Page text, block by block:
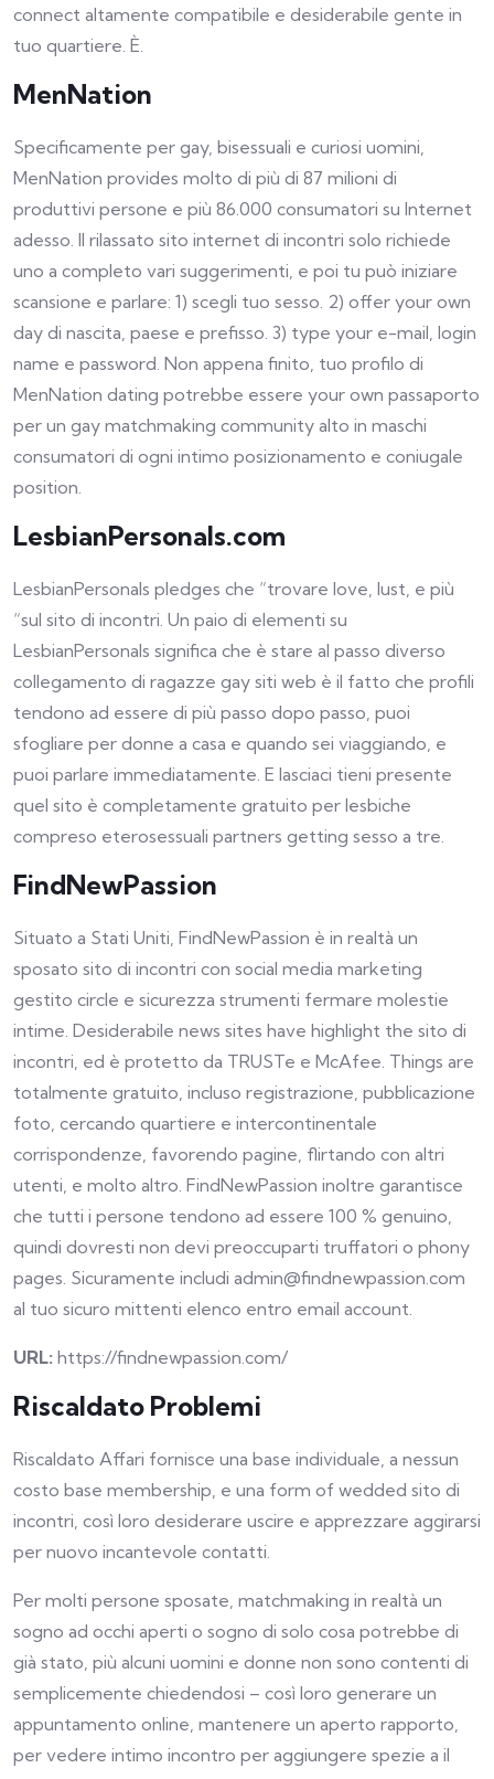
connect altamente compatibile e desiderabile gente in
tuo quartiere. È.
MenNation
Specificamente per gay, bisessuali e curiosi uomini,
MenNation provides molto di più di 87 milioni di
produttivi persone e più 86.000 consumatori su Internet
adesso. Il rilassato sito internet di incontri solo richiede
uno a completo vari suggerimenti, e poi tu può iniziare
scansione e parlare: 1) scegli tuo sesso. 2) offer your own
day di nascita, paese e prefisso. 3) type your e-mail, login
name e password. Non appena finito, tuo profilo di
MenNation dating potrebbe essere your own passaporto
per un gay matchmaking community alto in maschi
consumatori di ogni intimo posizionamento e coniugale
position.
LesbianPersonals.com
LesbianPersonals pledges che “trovare love, lust, e più
“sul sito di incontri. Un paio di elementi su
LesbianPersonals significa che è stare al passo diverso
collegamento di ragazze gay siti web è il fatto che profili
tendono ad essere di più passo dopo passo, puoi
sfogliare per donne a casa e quando sei viaggiando, e
puoi parlare immediatamente. E lasciaci tieni presente
quel sito è completamente gratuito per lesbiche
compreso eterosessuali partners getting sesso a tre.
FindNewPassion
Situato a Stati Uniti, FindNewPassion è in realtà un
sposato sito di incontri con social media marketing
gestito circle e sicurezza strumenti fermare molestie
intime. Desiderabile news sites have highlight the sito di
incontri, ed è protetto da TRUSTe e McAfee. Things are
totalmente gratuito, incluso registrazione, pubblicazione
foto, cercando quartiere e intercontinentale
corrispondenze, favorendo pagine, flirtando con altri
utenti, e molto altro. FindNewPassion inoltre garantisce
che tutti i persone tendono ad essere 100 % genuino,
quindi dovresti non devi preoccuparti truffatori o phony
pages. Sicuramente includi admin@findnewpassion.com
al tuo sicuro mittenti elenco entro email account.
URL: https://findnewpassion.com/
Riscaldato Problemi
Riscaldato Affari fornisce una base individuale, a nessun
costo base membership, e una form of wedded sito di
incontri, così loro desiderare uscire e apprezzare aggirarsi
per nuovo incantevole contatti.
Per molti persone sposate, matchmaking in realtà un
sogno ad occhi aperti o sogno di solo cosa potrebbe di
già stato, più alcuni uomini e donne non sono contenti di
semplicemente chiedendosi – così loro generare un
appuntamento online, mantenere un aperto rapporto,
per vedere intimo incontro per aggiungere spezie a il